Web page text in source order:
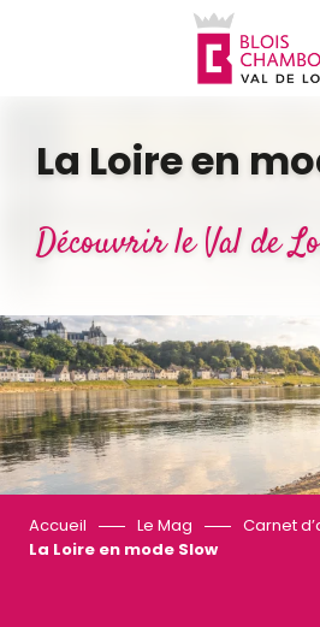
La Loire en
Découvrir le Val de
Accueil Le Mag
Carnet
La Loire en mode Slow